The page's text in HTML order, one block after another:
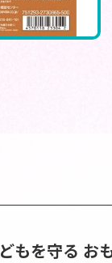
もを守る お